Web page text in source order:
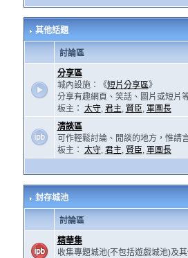
其他話題
討論區
分享區
城內設施：《短片分享區》
分享有趣網頁、笑話、圖片或短片
板主： 太守, 君主, 賢臣, 軍團長
清談區
可作輕鬆討論、閒談的地方，惟請
板主： 太守, 君主, 賢臣, 軍團長
封存城池
討論區
精華集
收集專題城池(不包括遊戲城池)及